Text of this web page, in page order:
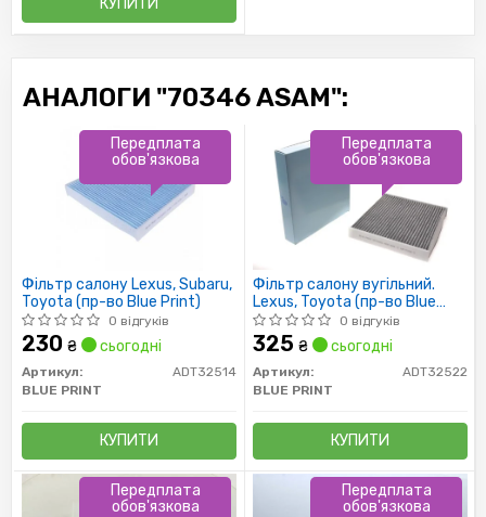
КУПИТИ
АНАЛОГИ "70346 ASAM":
Фільтр салону Lexus, Subaru,
Toyota (пр-во Blue Print)
0 відгуків
230 ₴ сьогодні
Артикул:
ADT32514
BLUE PRINT
КУПИТИ
Передплата
обов'язкова
Фільтр салону вугільний.
Lexus, Toyota (пр-во Blue
Print)
0 відгуків
325 ₴ сьогодні
Артикул:
ADT32522
BLUE PRINT
КУПИТИ
Передплата
обов'язкова
Передплата
обов'язкова
Передплата
обов'язкова